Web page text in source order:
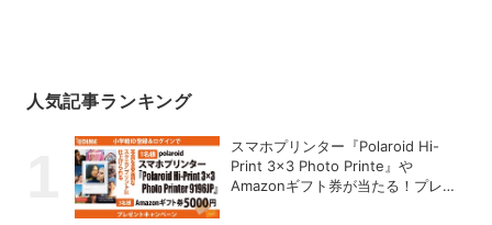
人気記事ランキング
スマホプリンター『Polaroid Hi-
Print 3×3 Photo Printe』や
Amazonギフト券が当たる！プレゼ